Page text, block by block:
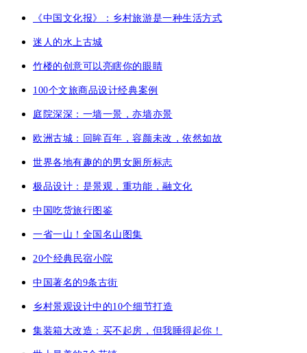
《中国文化报》：乡村旅游是一种生活方式
迷人的水上古城
竹楼的创意可以亮瞎你的眼睛
100个文旅商品设计经典案例
庭院深深：一墙一景，亦墙亦景
欧洲古城：回眸百年，容颜未改，依然如故
世界各地有趣的的男女厕所标志
极品设计：是景观，重功能，融文化
中国吃货旅行图鉴
一省一山！全国名山图集
20个经典民宿小院
中国著名的9条古街
乡村景观设计中的10个细节打造
集装箱大改造：买不起房，但我睡得起你！